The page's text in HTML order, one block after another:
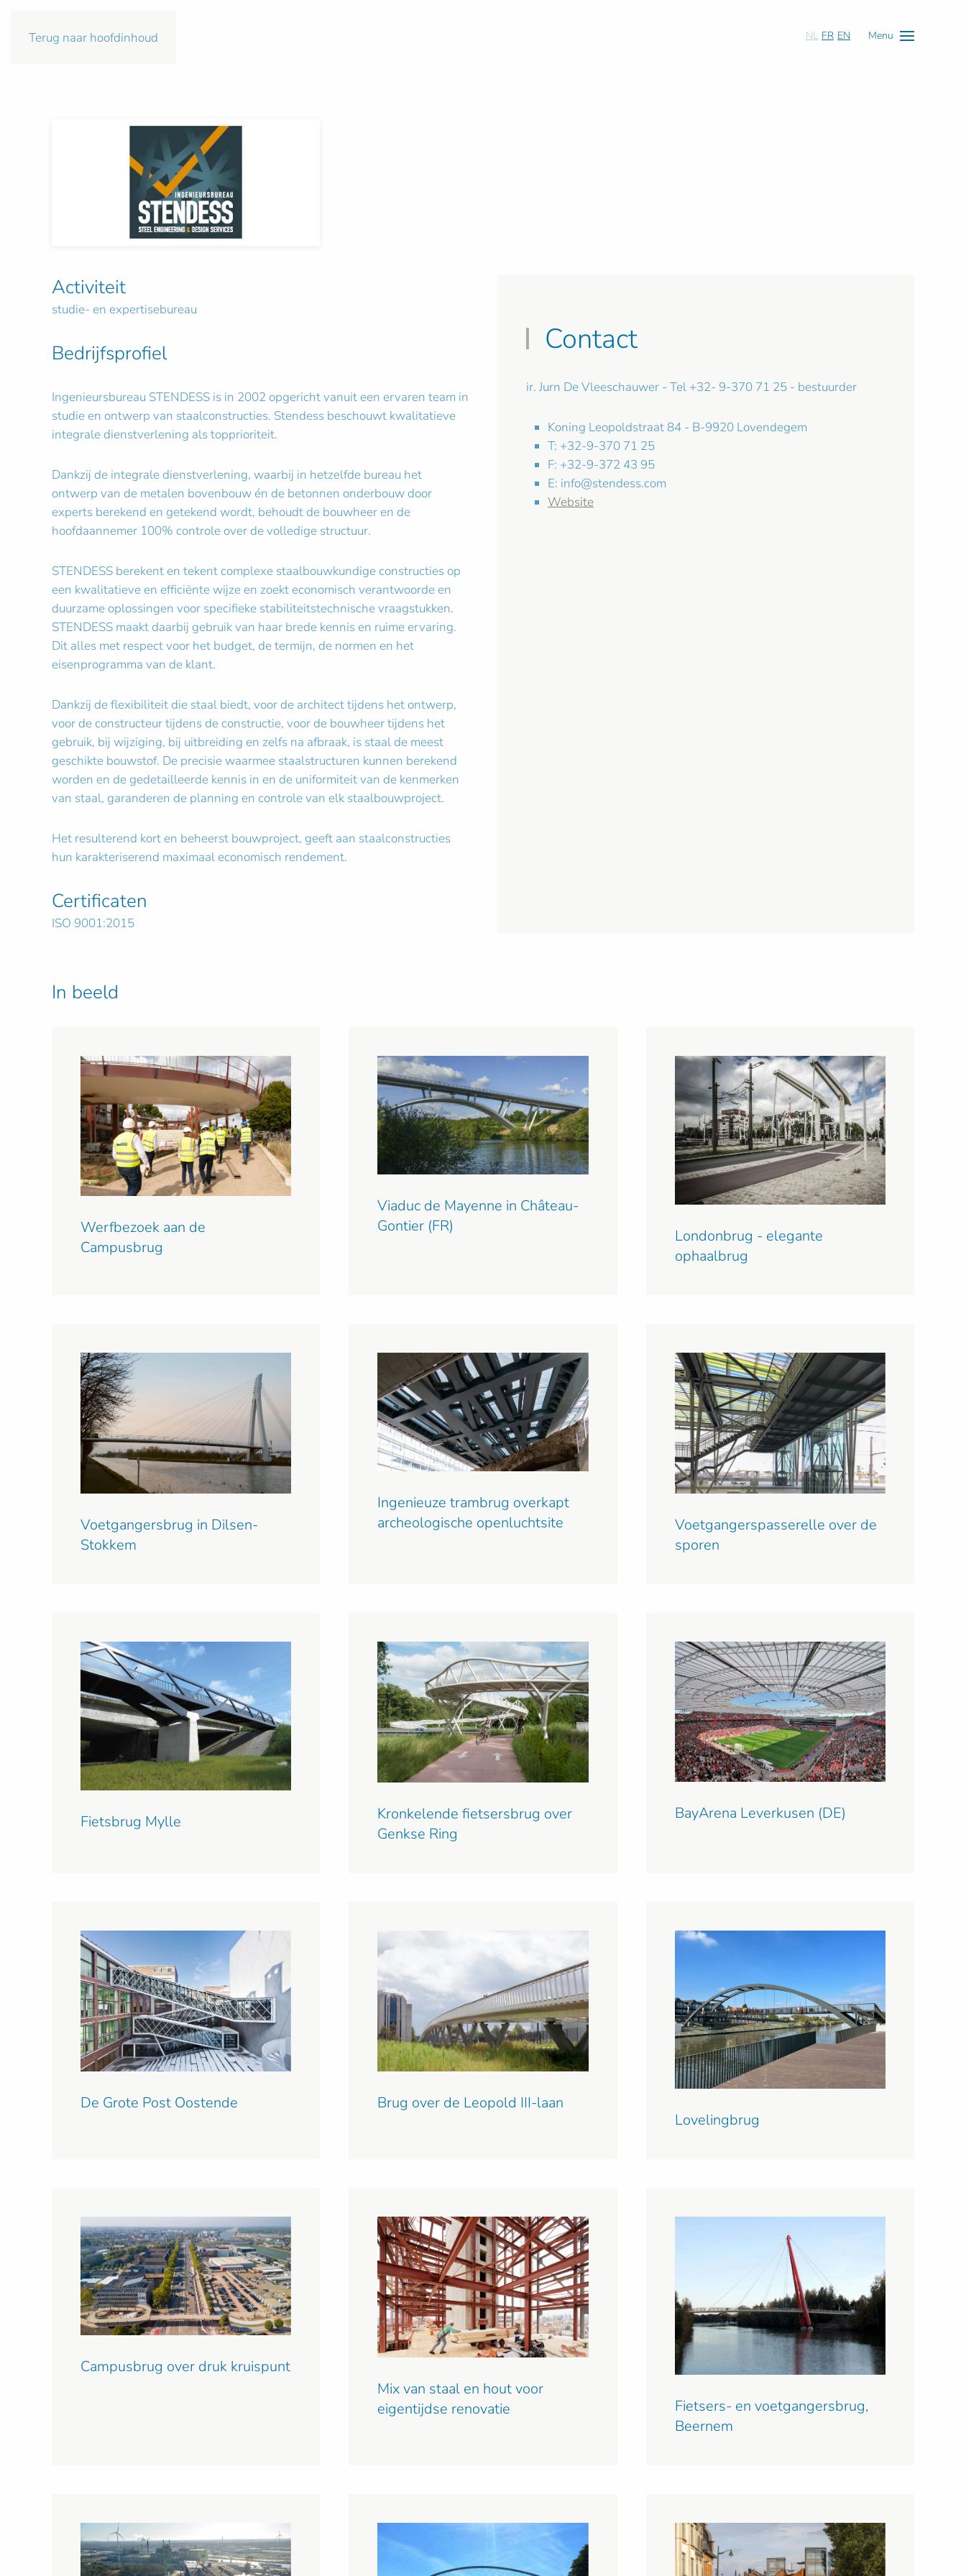
Terug naar hoofdinhoud NL FR EN Menu
Activiteit
studie- en expertisebureau
Bedrijfsprofiel
Ingenieursbureau STENDESS is in 2002 opgericht vanuit een ervaren team in
studie en ontwerp van staalconstructies. Stendess beschouwt kwalitatieve
integrale dienstverlening als topprioriteit.
Dankzij de integrale dienstverlening, waarbij in hetzelfde bureau het
ontwerp van de metalen bovenbouw én de betonnen onderbouw door
experts berekend en getekend wordt, behoudt de bouwheer en de
hoofdaannemer 100% controle over de volledige structuur.
STENDESS berekent en tekent complexe staalbouwkundige constructies op
een kwalitatieve en efficiënte wijze en zoekt economisch verantwoorde en
duurzame oplossingen voor specifieke stabiliteitstechnische vraagstukken.
STENDESS maakt daarbij gebruik van haar brede kennis en ruime ervaring.
Dit alles met respect voor het budget, de termijn, de normen en het
eisenprogramma van de klant.
Dankzij de flexibiliteit die staal biedt, voor de architect tijdens het ontwerp,
voor de constructeur tijdens de constructie, voor de bouwheer tijdens het
gebruik, bij wijziging, bij uitbreiding en zelfs na afbraak, is staal de meest
geschikte bouwstof. De precisie waarmee staalstructuren kunnen berekend
worden en de gedetailleerde kennis in en de uniformiteit van de kenmerken
van staal, garanderen de planning en controle van elk staalbouwproject.
Het resulterend kort en beheerst bouwproject, geeft aan staalconstructies
hun karakteriserend maximaal economisch rendement.
Certificaten
ISO 9001:2015
Contact
ir. Jurn De Vleeschauwer - Tel +32- 9-370 71 25 - bestuurder
Koning Leopoldstraat 84 - B-9920 Lovendegem
T: +32-9-370 71 25
F: +32-9-372 43 95
E: info@stendess.com
Website
In beeld
Werfbezoek aan de
Campusbrug
Viaduc de Mayenne in Château-
Gontier (FR)
Londonbrug - elegante
ophaalbrug
Voetgangersbrug in Dilsen-
Stokkem
Ingenieuze trambrug overkapt
archeologische openluchtsite
Voetgangerspasserelle over de
sporen
Fietsbrug Mylle
Kronkelende fietsersbrug over
Genkse Ring
BayArena Leverkusen (DE)
De Grote Post Oostende
Brug over de Leopold III-laan
Lovelingbrug
Campusbrug over druk kruispunt
Mix van staal en hout voor
eigentijdse renovatie
Fietsers- en voetgangersbrug,
Beernem